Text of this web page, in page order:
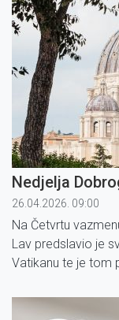
Nedjelja
26.04.2026. 09:00
Na Četvrtu
Lav predslavio je
Vatikanu te je tom